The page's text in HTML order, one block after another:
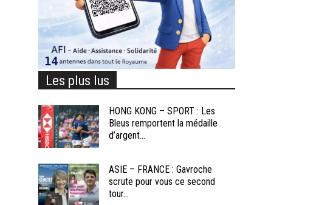
Les plus lus
HONG KONG – SPORT : Les
Bleus remportent la médaille
d’argent...
ASIE – FRANCE : Gavroche
scrute pour vous ce second
tour...